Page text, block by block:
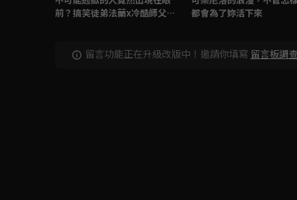
前？搞笑徒弟法蘭x冷酷師父六
都會為了妳活下來
留言功能正在升級改版中！邀請你填寫 留言板調查